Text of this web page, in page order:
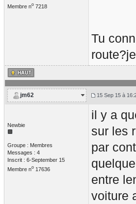
Membre no7218
Tu
jm62 15 Sep 15 à
Newbie
Groupe : Membres
Messages : 4
Inscrit : 6-September 15
Membre no17636
il y a
sur les
par
entre
voiture